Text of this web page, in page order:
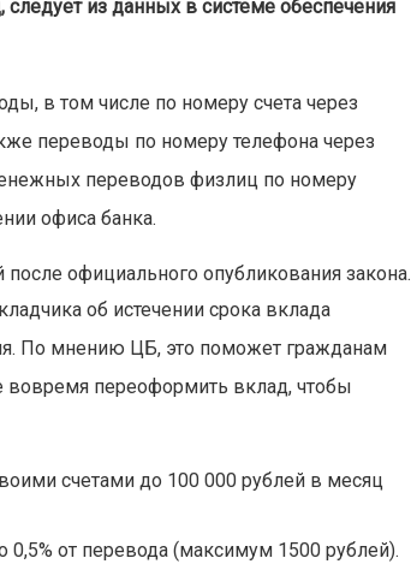
из данных в системе обеспечения
в том числе по номеру счета через
переводы по номеру телефона через
переводов физлиц по номеру
офиса банка.
официального опубликования закона.
об истечении срока вклада
По мнению ЦБ, это поможет гражданам
вовремя переоформить вклад, чтобы
счетами до 100 000 рублей в месяц
от перевода (максимум 1500 рублей).